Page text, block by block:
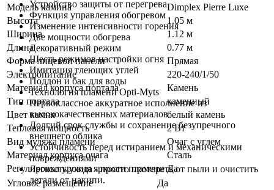
Устройство защиты от перегрева
Функция управления обогревом
Изменение интенсивности горения
Две мощности обогрева
Декоративный режим
Шесть режимов настройки огня
Имитация тлеющих углей
Поддон и бак для воды
Технология пламени Opti-Myts
Первоклассное аккуратное исполнение из
высококачественных материалов
Долгий срок службы и сохранение безупречного
внешнего облика
Устойчивость перед истиранием и механическими
повреждениями
Легкость ухода - просто протереть от пыли и очистить
детали от накипи.
Модель камина
Dimplex Pierre Luxe
Высота
1.05 м
Ширина
1.12 м
Длина
0.77 м
Форма лицевой панели
Прямая
Электропитание
220-240/1/50
Материал корпуса портала
Камень
Тип портала
каменный
Цвет камня
белый камень
Тепловая мощность
2 Вт
Вид муляжа пламени
Очаг с углем
Материал корпуса очага
Сталь
Регулировка уровня яркости пламени Да
Угловое размещение
Да